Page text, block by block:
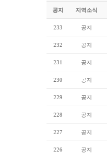
공지 지역소식
233 공지
232 공지
231 공지
230 공지
229 공지
228 공지
227 공지
226 공지